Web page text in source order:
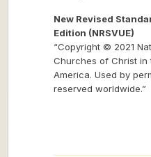
New Revised
Edition (NRSVUE)
“Copyright © 2021
Churches of Christ in
America. Used by
reserved worldwide.”